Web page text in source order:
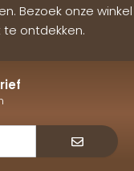
Bezoek onze winkel
ontdekken.